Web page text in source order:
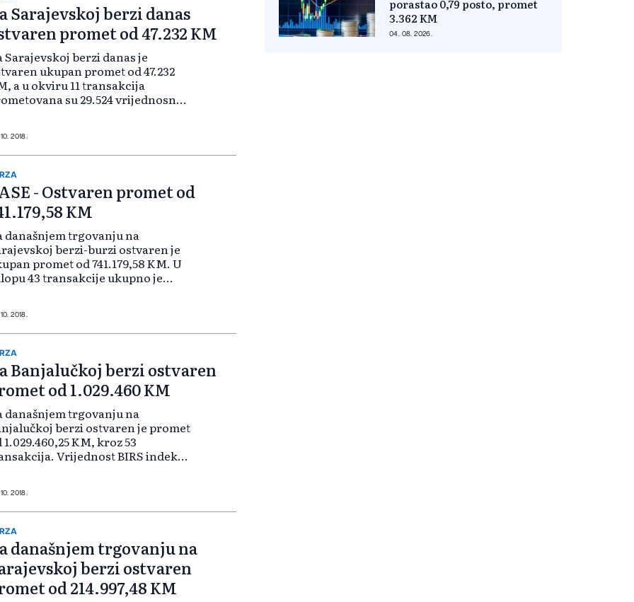
Sarajevskoj berzi danas
promet od 47.232 KM
Sarajevskoj berzi danas je
ukupan promet od 47.232
a u okviru 11 transakcija
su 29.524 vrijednosna
U okviru šest transakcija
su...
2018.
- Ostvaren promet od
KM
današnjem trgovanju na
berzi-burzi ostvaren je
promet od 741.179,58 KM. U
43 transakcije ukupno je
indeksnih poena na 725,79,
u od...
2018.
Banjalučkoj berzi ostvaren
od 1.029.460 KM
današnjem trgovanju na
berzi ostvaren je promet
1.029.460,25 KM, kroz 53
Vrijednost BIRS indeksa
tržištu lista B najveći
je ostva...
2018.
današnjem trgovanju na
berzi ostvaren
od 214.997,48 KM
porastao 0,79 posto, promet
3.362 KM
04. 08. 2026.